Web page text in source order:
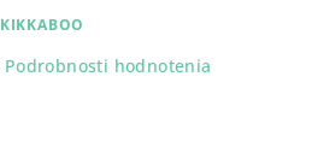
KIKKABOO
Podrobnosti hodnotenia